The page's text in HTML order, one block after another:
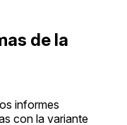
de la
informes
con la variante